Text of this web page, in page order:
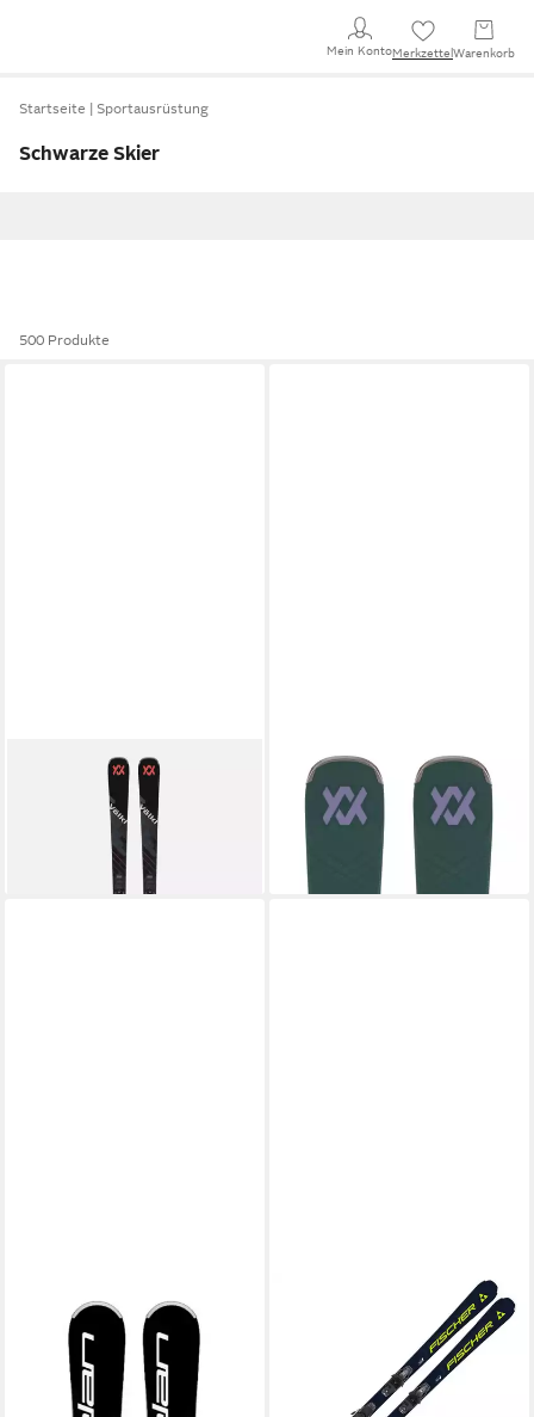
Mein KontoMerkzettel Warenkorb
Startseite Sportausrüstung
Schwarze Skier
500 Produkte
Ski PEREGRINE 72 V1 +
ab 799,99 €
lieferbar - in 3-4 Werktagen bei dir
VÖLKL
Ski PEREGRINE 72 V2 +
RMOT-T 12 *
ab 759,99 €
lieferbar - in 3-4 Werktagen bei dir
Ski CRYSTAL BLACK SX
EL9.0 GW SCHWARZ
299,99 €
UVP 379,95 €
Ski, RC4 Supercomp 170cm
Alpinski On Piste Rocker +
Bindung RS10 GW Z3-10
ab 279,95 € UVP500,00 €